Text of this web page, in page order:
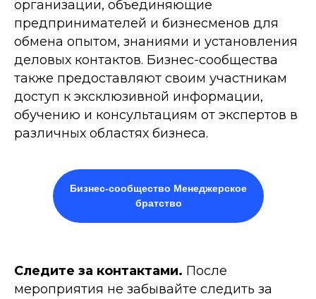
организации, объединяющие
предпринимателей и бизнесменов для
обмена опытом, знаниями и установления
деловых контактов. Бизнес-сообщества
также предоставляют своим участникам
доступ к эксклюзивной информации,
обучению и консультациям от экспертов в
различных областях бизнеса.
Бизнес-сообщество Менеджерское
братство
Следите за контактами. После
мероприятия не забывайте следить за